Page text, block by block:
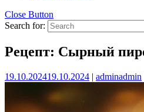
Close Button
Search for:
Рецепт: Сырный
19.10.202419.10.2024 | adminadmin